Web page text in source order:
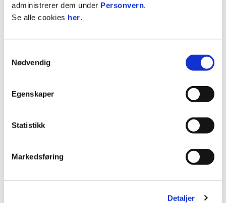
administrerer dem under Personvern.
Se alle cookies her.
Nødvendig
Egenskaper
Statistikk
Markedsføring
Detaljer